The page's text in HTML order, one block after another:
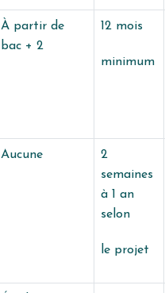
À partir de
bac + 2
12 mois
minimum
Aucune
2
semaines
à 1 an
selon
le projet